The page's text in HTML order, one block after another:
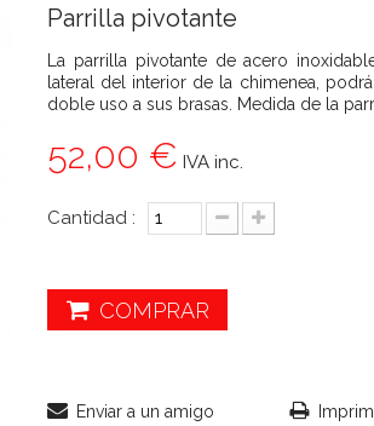
Parrilla pivotante
La parrilla pivotante de acero
lateral del interior de la chimenea,
doble uso a sus brasas.
Medida de la
52,00 € IVA inc.
Cantidad :
COMPRAR
Enviar a un amigo